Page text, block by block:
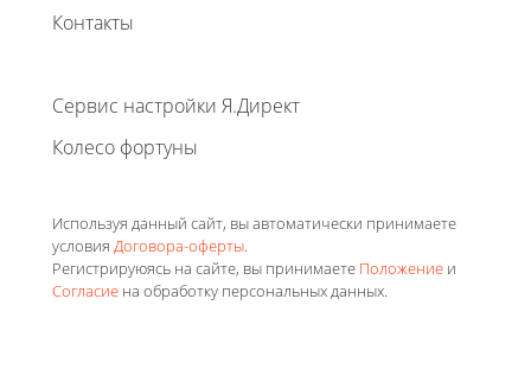
Контакты
Сервис настройки Я.Директ
Колесо фортуны
Используя данный сайт, вы автоматически принимаете
условия Договора-оферты.
Регистрируюясь на сайте, вы принимаете Положение и
Согласие на обработку персональных данных.